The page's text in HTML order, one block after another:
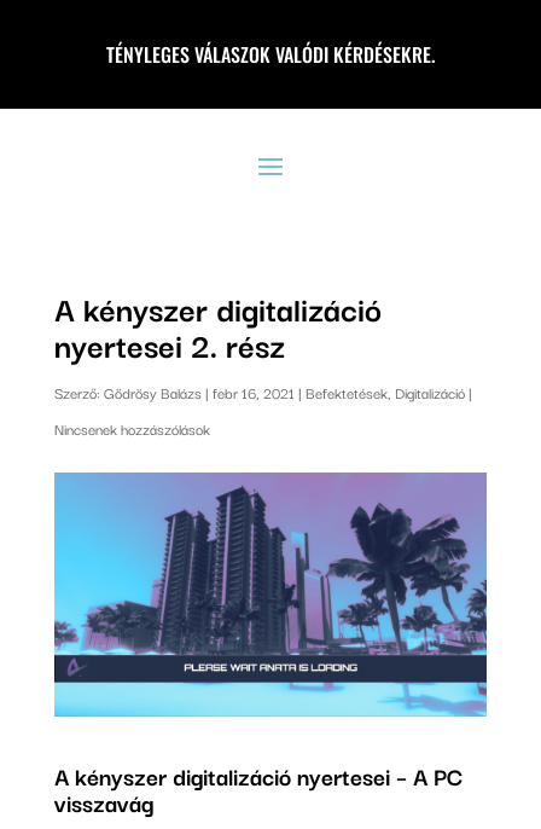
TÉNYLEGES VÁLASZOK VALÓDI KÉRDÉSEKRE.
A kényszer digitalizáció
nyertesei 2. rész
Szerző: Gödrösy Balázs | febr 16, 2021 | Befektetések, Digitalizáció|
Nincsenek hozzászólások
A kényszer digitalizáció nyertesei – A PC
visszavág